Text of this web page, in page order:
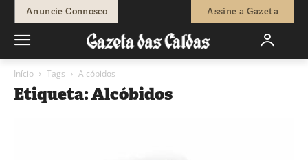
Anuncie Connosco Assine a Gazeta
Início Tags Alcóbidos
Etiqueta: Alcóbidos